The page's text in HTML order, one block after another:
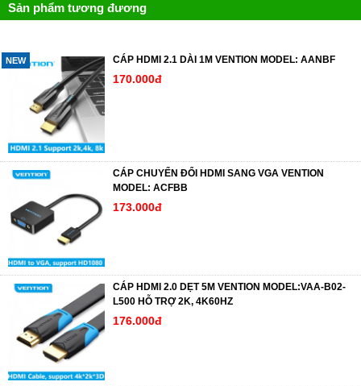
Sản phẩm tương đương
NEW CÁP HDMI 2.1 DÀI 1M VENTION MODEL: AANBF
170.000đ
CÁP CHUYỂN ĐỔI HDMI SANG VGA VENTION
MODEL: ACFBB
173.000đ
CÁP HDMI 2.0 DẸT 5M VENTION MODEL:VAA-B02-
L500 HỖ TRỢ 2K, 4K60HZ
176.000đ